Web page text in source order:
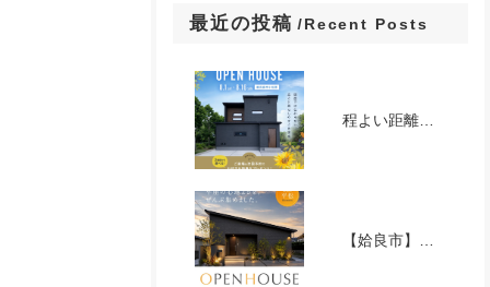
最近の投稿 Recent Posts